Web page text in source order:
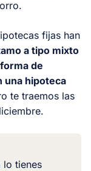
fijas han
a tipo mixto
de
una hipoteca
te traemos las
lo tienes